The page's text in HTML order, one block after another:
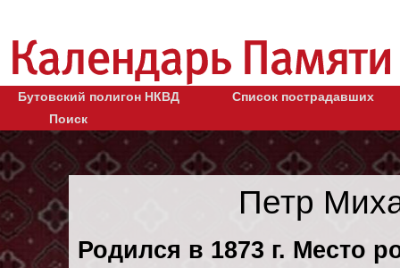
Бутовский полигон НКВД
Список пострадавших
Поиск
Петр
Родился в 1873 г. Место